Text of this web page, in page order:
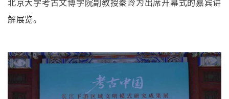
北京大学考古文博学院副教授秦岭为出席开幕式的嘉宾讲
解展览。